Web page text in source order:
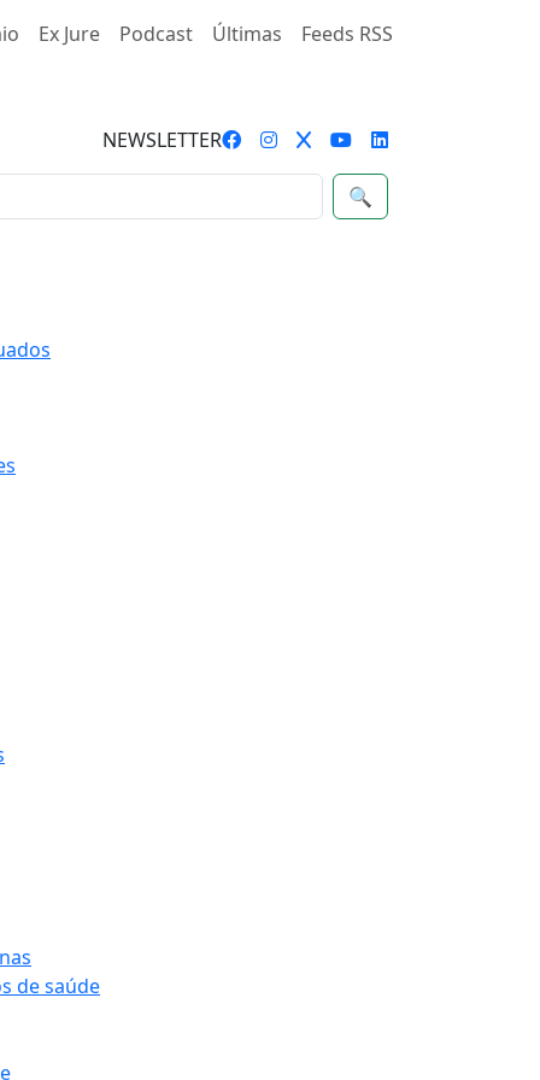
Ex Jure Podcast Últimas Feeds RSS
NEWSLETTER
🔍
de saúde